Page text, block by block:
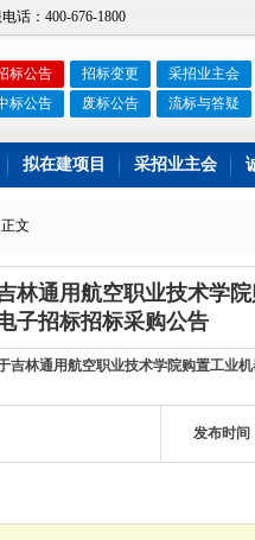
话：400-676-1800
标公告 招标变更
采招业主会
标公告
废标公告 流标与答疑
拟在建项目 采招业主会
正文
林通用航空职业技术学
子招标招标采购公告
吉林通用航空职业技术学院购置工业
发布时间